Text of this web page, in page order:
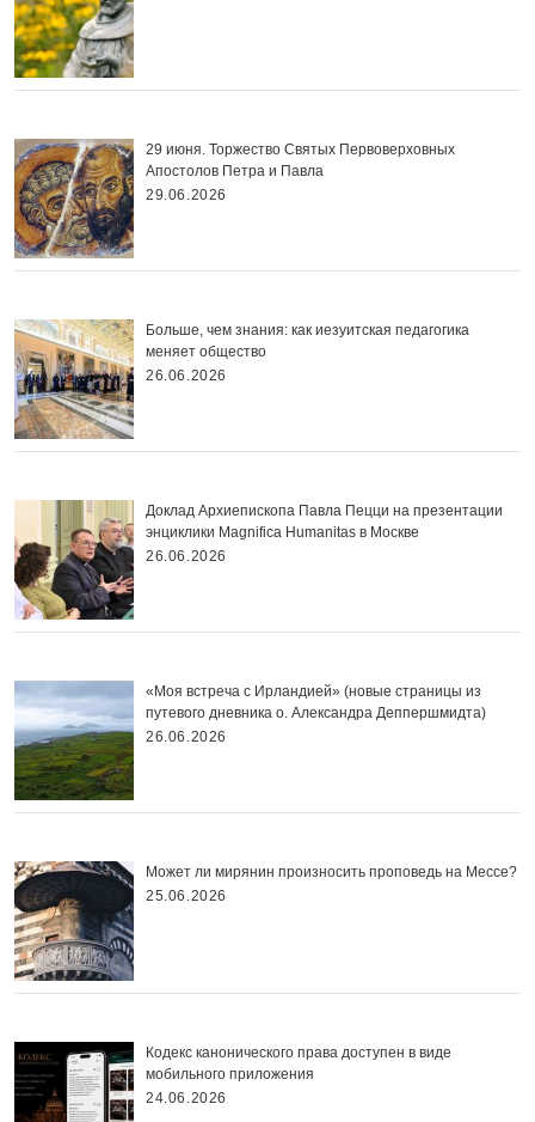
29 июня. Торжество Святых Первоверховных
Апостолов Петра и Павла
29.06.2026
Больше, чем знания: как иезуитская педагогика
меняет общество
26.06.2026
Доклад Архиепископа Павла Пецци на презентации
энциклики Magnifica Нumanitas в Москве
26.06.2026
«Моя встреча с Ирландией» (новые страницы из
путевого дневника о. Александра Деппершмидта)
26.06.2026
Может ли мирянин произносить проповедь на Мессе?
25.06.2026
Кодекс канонического права доступен в виде
мобильного приложения
24.06.2026